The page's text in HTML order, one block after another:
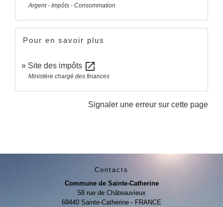
Argent - Impôts - Consommation
Pour en savoir plus
Site des impôts open_in_new
Ministère chargé des finances
Signaler une erreur sur cette page
Contacts
Commune de Sainte-Catherine
58 rue de Châteauvieux
69440 Sainte-Catherine - FRANCE